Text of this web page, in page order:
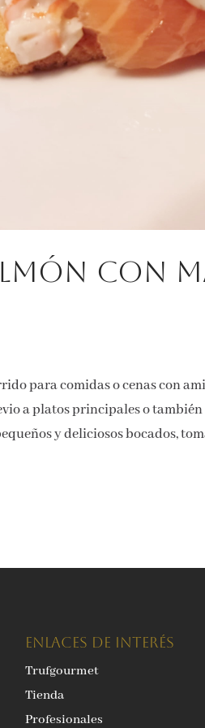
con
para comidas o cenas con
a platos principales o
y deliciosos bocados,
ENLACES DE INTERÉS
Trufgourmet
Tienda
Profesionales